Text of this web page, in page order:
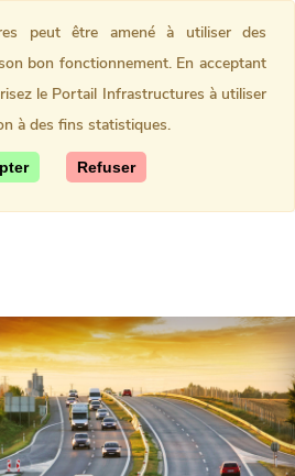
peut être amené à utiliser des
bon fonctionnement. En acceptant
le Portail Infrastructures à utiliser
à des fins statistiques.
Refuser